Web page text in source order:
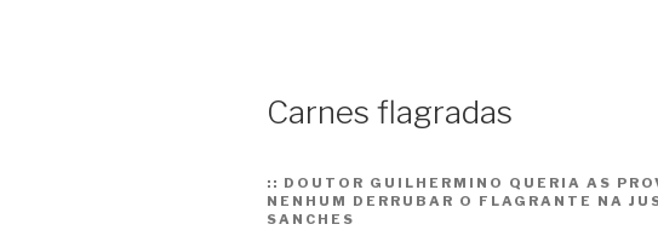
Carnes flagradas
:: DOUTOR GUILHERMINO QUERIA AS
NENHUM DERRUBAR O FLAGRANTE NA
SANCHES